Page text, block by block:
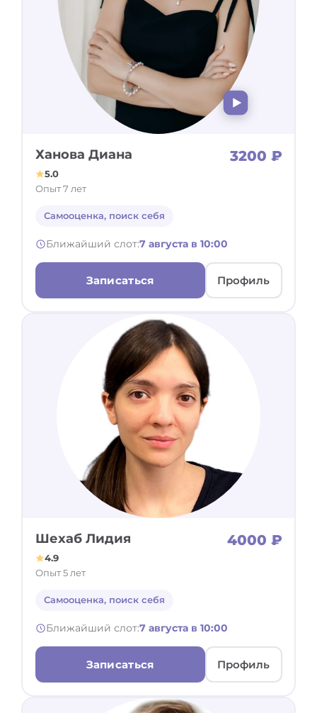
Ханова Диана 3200 ₽
5.0
Опыт 7 лет
Самооценка, поиск себя
Ближайший слот:7 августа в 10:00
Записаться Профиль
Шехаб Лидия 4000 ₽
4.9
Опыт 5 лет
Самооценка, поиск себя
Ближайший слот:7 августа в 10:00
Записаться Профиль